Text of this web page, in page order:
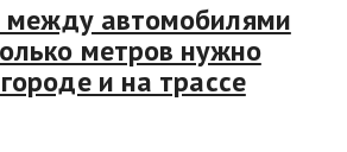
между автомобилями
метров нужно
и на трассе